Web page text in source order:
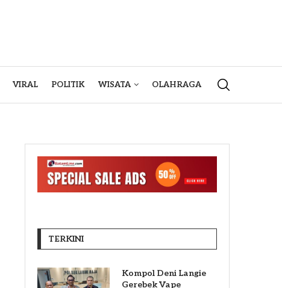
VIRAL POLITIK WISATA OLAHRAGA
TERKINI
Kompol Deni Langie
Gerebek Vape